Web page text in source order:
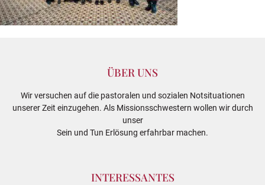
ÜBER UNS
Wir versuchen auf die pastoralen und sozialen Notsituationen
unserer Zeit einzugehen. Als Missionsschwestern wollen wir durch
unser
Sein und Tun Erlösung erfahrbar machen.
INTERESSANTES